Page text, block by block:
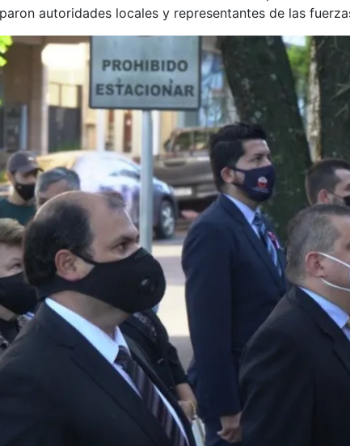
autoridades locales y representantes de las